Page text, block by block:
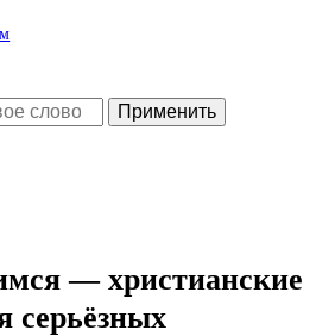
— христианские
серьёзных